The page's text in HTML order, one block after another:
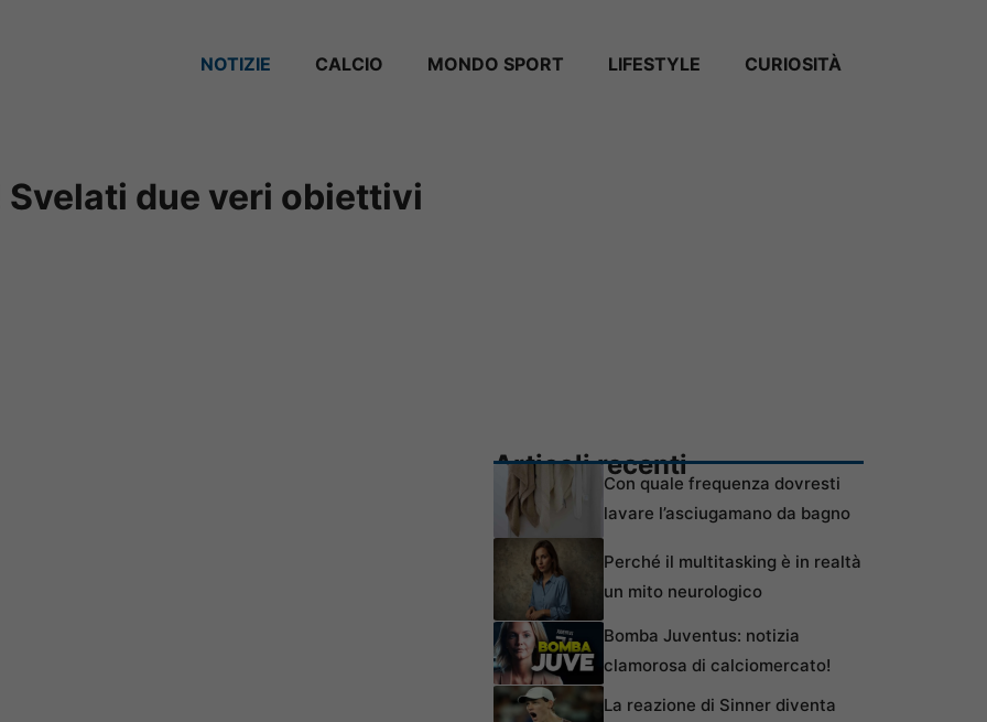
NOTIZIE CALCIO MONDO SPORT LIFESTYLE CURIOSITÀ
due veri obiettivi
Articoli recenti
Con quale frequenza dovresti
lavare l’asciugamano da bagno
Perché il multitasking è in realtà
un mito neurologico
Bomba Juventus: notizia
clamorosa di calciomercato!
La reazione di Sinner diventa